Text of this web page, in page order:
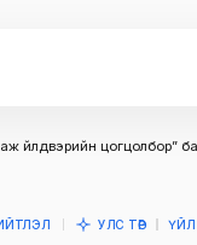
үйлдвэрийн цогцолбор”
УЛС ТӨР ҮЙЛ